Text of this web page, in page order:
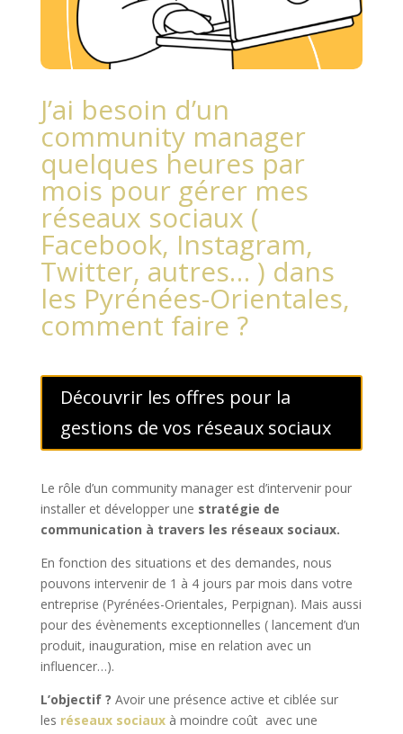
J’ai besoin d’un
community manager
quelques heures par
mois pour gérer mes
réseaux sociaux (
Facebook, Instagram,
Twitter, autres… ) dans
les Pyrénées-Orientales,
comment faire ?
Découvrir les offres pour la
gestions de vos réseaux sociaux
Le rôle d’un community manager est d’intervenir pour
installer et développer une stratégie de
communication à travers les réseaux sociaux.
En fonction des situations et des demandes, nous
pouvons intervenir de 1 à 4 jours par mois dans votre
entreprise (Pyrénées-Orientales, Perpignan). Mais aussi
pour des évènements exceptionnelles ( lancement d’un
produit, inauguration, mise en relation avec un
influencer…).
L’objectif ? Avoir une présence active et ciblée sur
les réseaux sociauxà moindre coût avec une